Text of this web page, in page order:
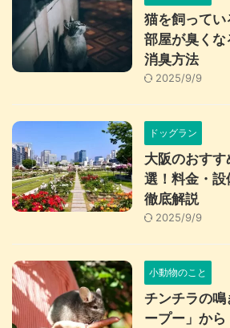
猫を飼って
部屋が臭く
消臭方法
2025/9/9
ドッグラン
大阪のおす
選！料金・
徹底解説
2025/9/9
小動物のこと
チンチラの
ープー」から